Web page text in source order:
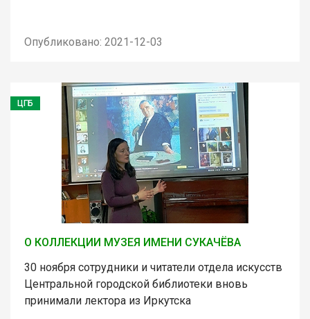
Опубликовано: 2021-12-03
ЦГБ
О КОЛЛЕКЦИИ МУЗЕЯ ИМЕНИ СУКАЧЁВА
30 ноября сотрудники и читатели отдела искусств
Центральной городской библиотеки вновь
принимали лектора из Иркутска